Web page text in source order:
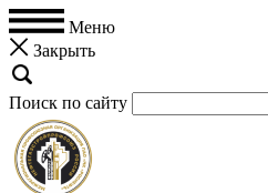
Меню
Закрыть
Поиск по сайту